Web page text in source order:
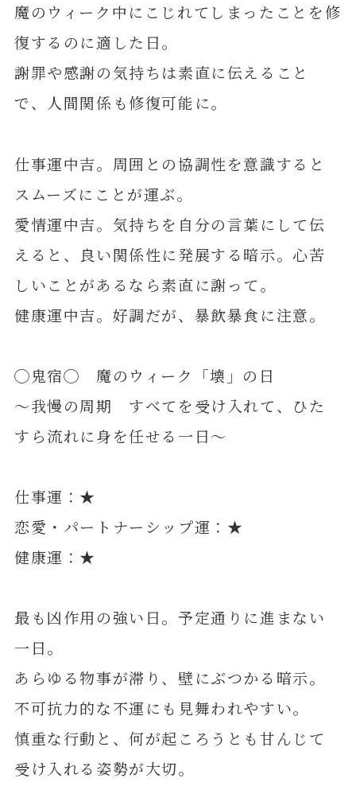
魔のウィーク中にこじれてしまったことを修
復するのに適した日。
謝罪や感謝の気持ちは素直に伝えること
で、人間関係も修復可能に。
仕事運中吉。周囲との協調性を意識すると
スムーズにことが運ぶ。
愛情運中吉。気持ちを自分の言葉にして伝
えると、良い関係性に発展する暗示。心苦
しいことがあるなら素直に謝って。
健康運中吉。好調だが、暴飲暴食に注意。
◯鬼宿◯ 魔のウィーク「壊」の日
～我慢の周期 すべてを受け入れて、ひた
すら流れに身を任せる一日～
仕事運：★
恋愛・パートナーシップ運：★
健康運：★
最も凶作用の強い日。予定通りに進まない
一日。
あらゆる物事が滞り、壁にぶつかる暗示。
不可抗力的な不運にも見舞われやすい。
慎重な行動と、何が起ころうとも甘んじて
受け入れる姿勢が大切。